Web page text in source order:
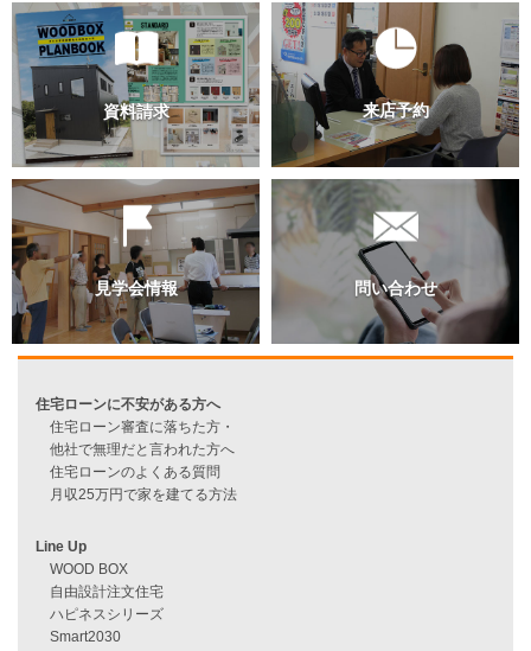
過去のブログ（月別）
資料請求